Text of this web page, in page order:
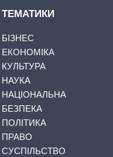
ТЕМАТИКИ
БІЗНЕС
ЕКОНОМІКА
КУЛЬТУРА
НАУКА
НАЦІОНАЛЬНА
БЕЗПЕКА
ПОЛІТИКА
ПРАВО
СУСПІЛЬСТВО